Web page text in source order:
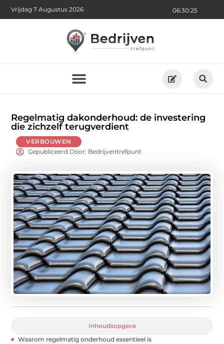
06:30:27
Vrijdag 7 Augustus 2026
Regelmatig dakonderhoud: de investering
die zichzelf terugverdient
VERBOUWEN
Gepubliceerd Door: Bedrijventrefpunt
Inhoudsopgave
Waarom regelmatig onderhoud essentieel is